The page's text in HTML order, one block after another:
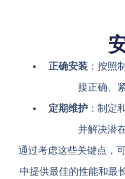
正确安装 ：按照
接正确、
定期维护 ：制定
并解决潜
通过考虑这些关键点，
中提供最佳的性能和最